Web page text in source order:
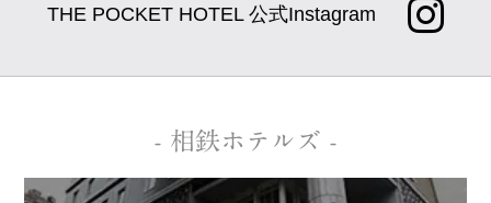
THE POCKET HOTEL 公式Instagram
- 相鉄ホテルズ -